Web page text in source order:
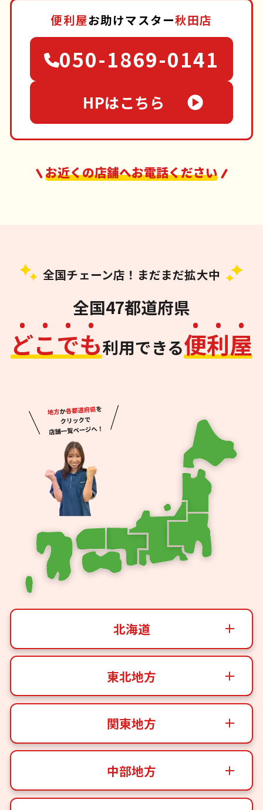
便利屋お助けマスター秋田店
050-1869-0141
HPはこちら
お近くの店舗へお電話ください
全国チェーン店！まだまだ拡大中
全国47都道府県
どこでも利用できる便利屋
北海道
東北地方
関東地方
中部地方